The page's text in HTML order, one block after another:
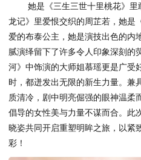
她是《三生三世十里桃花》
龙记》里爱恨交织的周芷若，她是
爱的布泰公主，她是演技出色的内
腻演绎留下了许多令人印象深刻的
河》中饰演的大师姐慕瑶更是广受
时，都迸发出无限的新生力量。兼
质清冷，剧中明亮倔强的眼神温柔
倡导的女性美与力量不谋而合。此
晓姿共同开启重塑明眸之旅，以紧
彩！